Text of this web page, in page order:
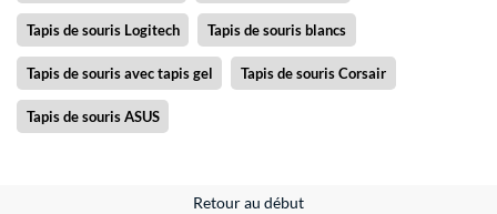
Tapis de souris Logitech Tapis de souris blancs
Tapis de souris avec tapis gel Tapis de souris Corsair
Tapis de souris ASUS
Retour au début